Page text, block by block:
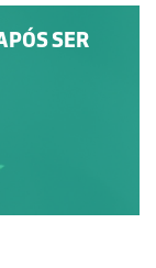
SER